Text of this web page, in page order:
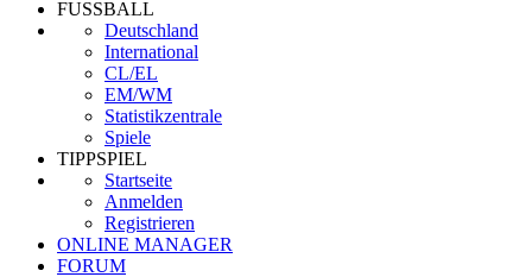
FUSSBALL
Deutschland
International
CL/EL
EM/WM
Statistikzentrale
Spiele
TIPPSPIEL
Startseite
Anmelden
Registrieren
ONLINE MANAGER
FORUM